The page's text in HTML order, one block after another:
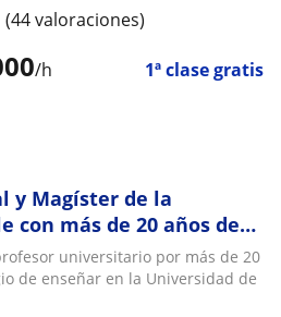
/h 1ª clase gratis
(44 valoraciones)
y Magíster de la
con más de 20 años de
trabajo y enseñanza:
micro, macro,
evaluación de
universitario por más de 20
de enseñar en la Universidad de